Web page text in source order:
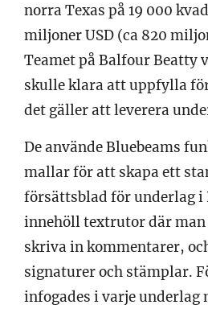
norra Texas på 19 000
miljoner USD (ca 820
Teamet på Balfour Beatty
skulle klara att uppfylla
det gäller att leverera
De använde Bluebeams
mallar för att skapa ett
försättsblad för underlag i
innehöll textrutor där man
skriva in kommentarer,
signaturer och stämplar.
infogades i varje underlag